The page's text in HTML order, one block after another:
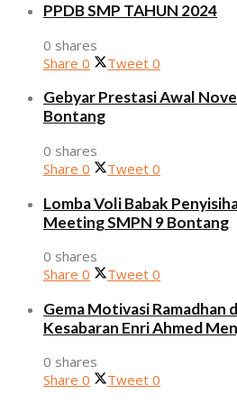
PPDB SMP TAHUN 2024
0 shares
Share 0 Tweet 0
Gebyar Prestasi Awal
Bontang
0 shares
Share 0 Tweet 0
Lomba Voli Babak
Meeting SMPN 9 Bontang
0 shares
Share 0 Tweet 0
Gema Motivasi Ramadhan
Kesabaran Enri Ahmed
0 shares
Share 0 Tweet 0